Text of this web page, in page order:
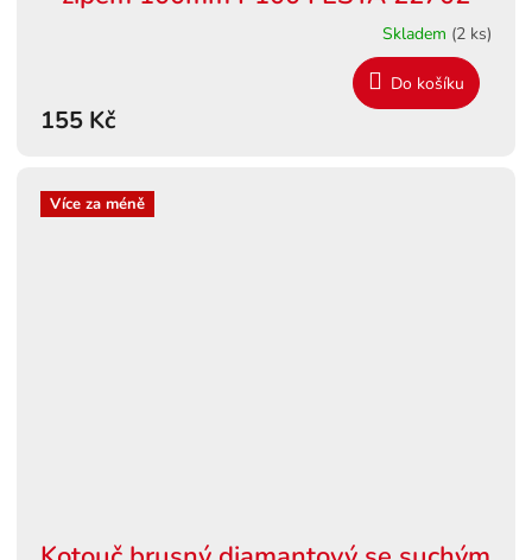
Skladem (2 ks)
155 Kč
Do košíku
Více za méně